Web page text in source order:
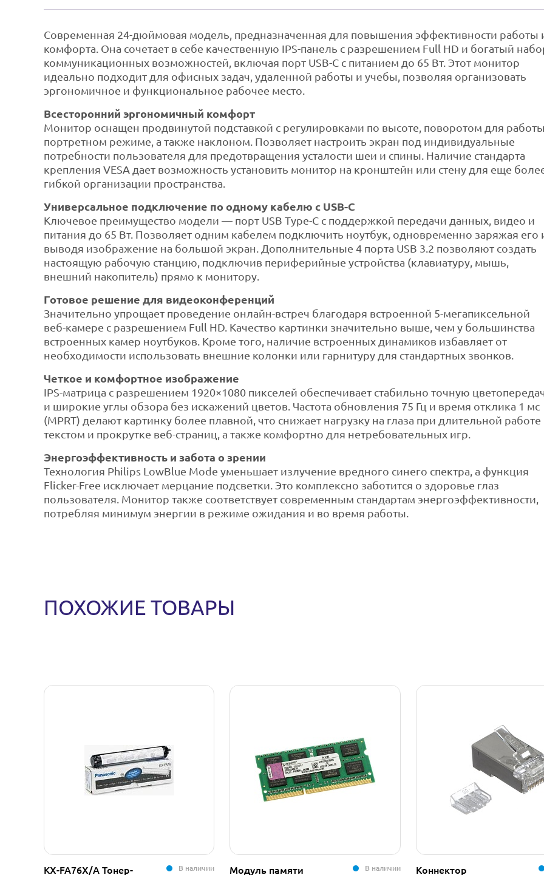
Современная 24-дюймовая модель, предназначенная для повышения эффективности работы
комфорта. Она сочетает в себе качественную IPS-панель с разрешением Full HD и богатый
коммуникационных возможностей, включая порт USB-C с питанием до 65 Вт. Этот монитор
идеально подходит для офисных задач, удаленной работы и учебы, позволяя организовать
эргономичное и функциональное рабочее место.
Всесторонний эргономичный комфорт
Монитор оснащен продвинутой подставкой с регулировками по высоте, поворотом для
портретном режиме, а также наклоном. Позволяет настроить экран под индивидуальные
потребности пользователя для предотвращения усталости шеи и спины. Наличие стандарта
крепления VESA дает возможность установить монитор на кронштейн или стену для еще
гибкой организации пространства.
Универсальное подключение по одному кабелю с USB-C
Ключевое преимущество модели — порт USB Type-C с поддержкой передачи данных, видео и
питания до 65 Вт. Позволяет одним кабелем подключить ноутбук, одновременно заряжая его
выводя изображение на большой экран. Дополнительные 4 порта USB 3.2 позволяют создать
настоящую рабочую станцию, подключив периферийные устройства (клавиатуру, мышь,
внешний накопитель) прямо к монитору.
Готовое решение для видеоконференций
Значительно упрощает проведение онлайн-встреч благодаря встроенной 5-мегапиксельной
веб-камере с разрешением Full HD. Качество картинки значительно выше, чем у большинства
встроенных камер ноутбуков. Кроме того, наличие встроенных динамиков избавляет от
необходимости использовать внешние колонки или гарнитуру для стандартных звонков.
Четкое и комфортное изображение
IPS-матрица с разрешением 1920×1080 пикселей обеспечивает стабильно точную
и широкие углы обзора без искажений цветов. Частота обновления 75 Гц и время отклика 1 мс
(MPRT) делают картинку более плавной, что снижает нагрузку на глаза при длительной работе
текстом и прокрутке веб-страниц, а также комфортно для нетребовательных игр.
Энергоэффективность и забота о зрении
Технология Philips LowBlue Mode уменьшает излучение вредного синего спектра, а функция
Flicker-Free исключает мерцание подсветки. Это комплексно заботится о здоровье глаз
пользователя. Монитор также соответствует современным стандартам энергоэффективности,
потребляя минимум энергии в режиме ожидания и во время работы.
ПОХОЖИЕ ТОВАРЫ
В наличии
Модуль памяти
В наличии
Коннектор
В наличии
Короб для 10